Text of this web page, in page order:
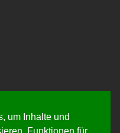
um Inhalte und